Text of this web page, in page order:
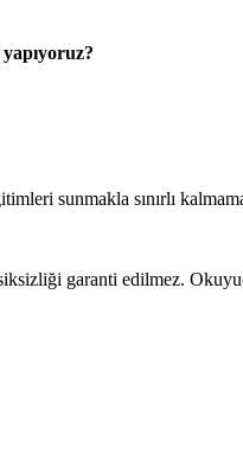
sunmakla sınırlı
garanti edilmez.